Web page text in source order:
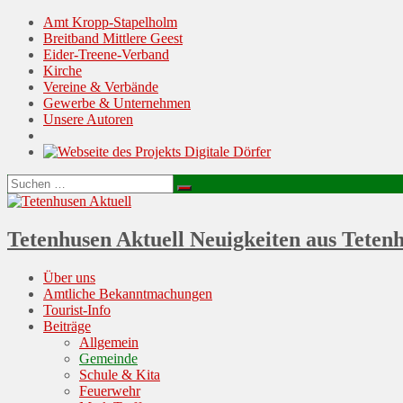
Amt Kropp-Stapelholm
Breitband Mittlere Geest
Eider-Treene-Verband
Kirche
Vereine & Verbände
Gewerbe & Unternehmen
Unsere Autoren
Suchen
nach:
Suchen
Tetenhusen Aktuell Neuigkeiten aus
Menu
Skip
content
Über uns
Amtliche Bekanntmachungen
Tourist-Info
Beiträge
Allgemein
Gemeinde
Schule & Kita
Feuerwehr